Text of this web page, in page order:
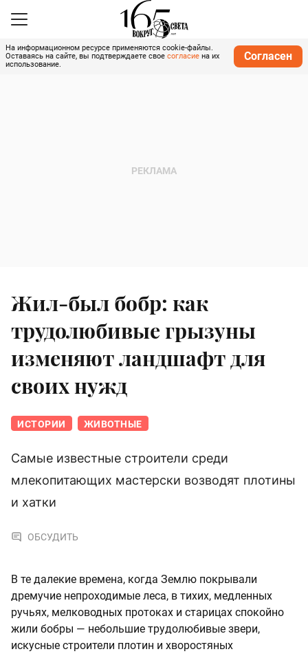
На информационном ресурсе применяются cookie-файлы.
Оставаясь на сайте, вы подтверждаете свое согласие на их
использование.
Согласен
Жил-был бобр: как
трудолюбивые грызуны
изменяют ландшафт для
своих нужд
ИСТОРИИ ЖИВОТНЫЕ
Самые известные строители среди
млекопитающих мастерски возводят плотины
и хатки
ОБСУДИТЬ
В те далекие времена, когда Землю покрывали
дремучие непроходимые леса, в тихих, медленных
ручьях, мелководных протоках и старицах спокойно
жили бобры — небольшие трудолюбивые звери,
искусные строители плотин и хворостяных